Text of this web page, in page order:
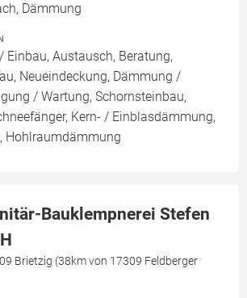
Dämmung
Austausch, Beratung,
Neueindeckung, Dämmung /
/ Wartung, Schornsteinbau,
Kern- / Einblasdämmung,
Hohlraumdämmung
Bauklempnerei Stefen
Brietzig (38km von 17309 Feldberger